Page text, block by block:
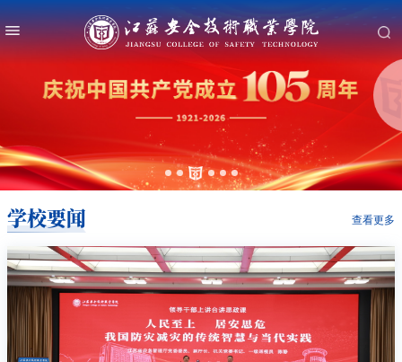
学校要闻 查看更多